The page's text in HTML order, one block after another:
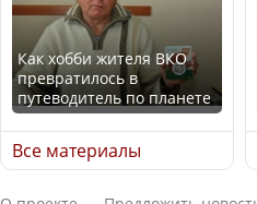
Ең төменгі жалақы,
алимент, экология: жеті
партия сайлаушылармен
нені талқылап жатыр?
Как хобби жителя ВКО
превратилось в
путеводитель по планете
Все материалы